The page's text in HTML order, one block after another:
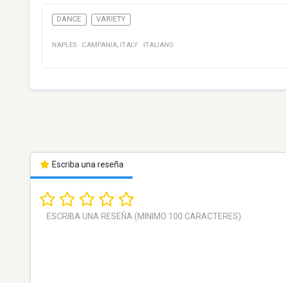
DANCE VARIETY
NAPLES · CAMPANIA, ITALY · ITALIANO
Escriba una reseña